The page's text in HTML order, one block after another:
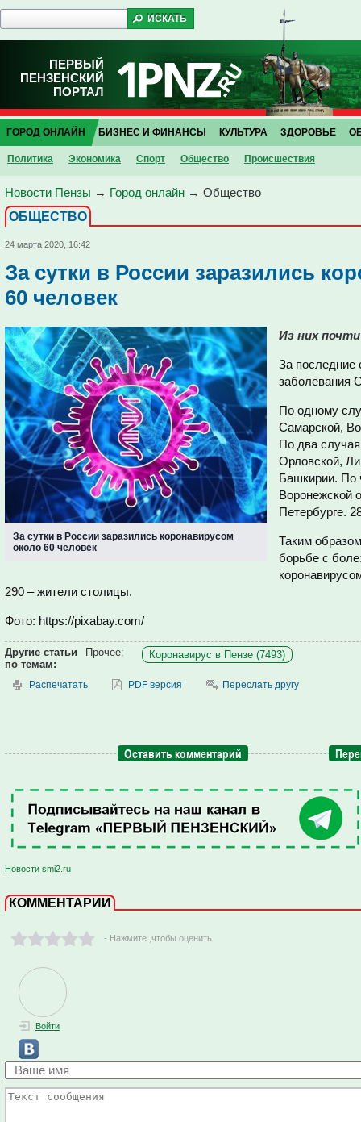
ПЕРВЫЙ
ПЕНЗЕНСКИЙ
ПОРТАЛ
ГОРОД ОНЛАЙН
Политика Экономика Спорт Общество Проиcшествия
БИЗНЕС И ФИНАНСЫ КУЛЬТУРА ЗДОРОВЬЕ
Новости Пензы → Город онлайн → Общество
ОБЩЕСТВО
24 марта 2020, 16:42
За сутки в России заразились
60 человек
За сутки в России заразились коронавирусом
около 60 человек
Из них
За последние
заболевания
По одному
Самарской,
По два
Орловской,
Башкирии. По
Воронежской
Петербурге.
Таким
борьбе с
290 – жители столицы.
Фото: https://pixabay.com/
Другие статьи
по темам:
Прочее: Коронавирус в Пензе (7493)
Распечатать PDF версия Переслать другу
Оставить комментарий
Новости smi2.ru
КОММЕНТАРИИ
- Нажмите ,чтобы оценить
Войти